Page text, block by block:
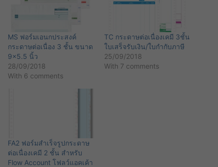
MS ฟอร์มเอนกประสงค์
กระดาษต่อเนื่อง 3 ชั้น ขนาด
9×5.5 นิ้ว
28/09/2018
With 6 comments
TC กระดาษต่อเนื่องเคมี 3ชั้น
ใบเสร็จรับเงิน/ใบกำกับภาษี
25/09/2018
With 7 comments
FA2 ฟอร์มสำเร็จรูปกระดาษ
ต่อเนื่องเคมี 2 ชั้น สำหรับ
Flow Account โฟลว์แอคเค้า